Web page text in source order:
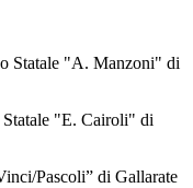
Statale "A. Manzoni" di
"E. Cairoli" di
Pascoli” di Gallarate